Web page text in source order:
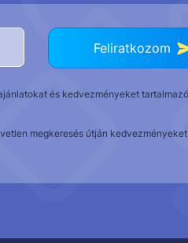
Feliratkozom
és kedvezményeket
megkeresés útján